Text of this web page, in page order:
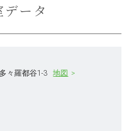
データ
々羅都谷1-3 地図